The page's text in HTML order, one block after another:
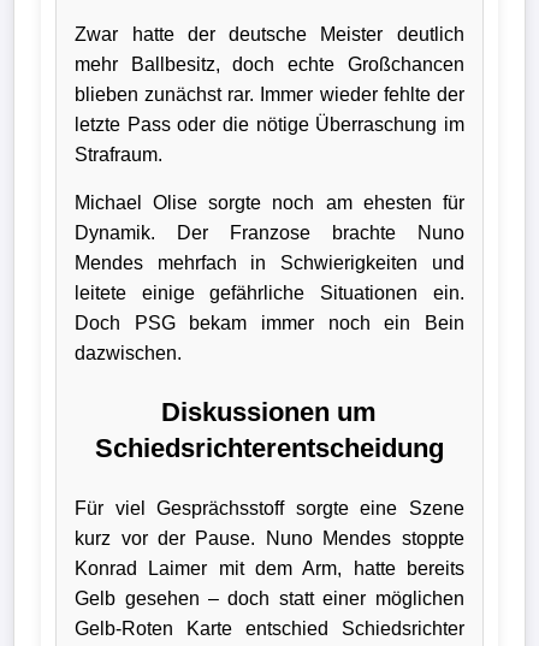
Zwar hatte der deutsche Meister deutlich
mehr Ballbesitz, doch echte Großchancen
blieben zunächst rar. Immer wieder fehlte der
letzte Pass oder die nötige Überraschung im
Strafraum.
Michael Olise sorgte noch am ehesten für
Dynamik. Der Franzose brachte Nuno
Mendes mehrfach in Schwierigkeiten und
leitete einige gefährliche Situationen ein.
Doch PSG bekam immer noch ein Bein
dazwischen.
Diskussionen um
Schiedsrichterentscheidung
Für viel Gesprächsstoff sorgte eine Szene
kurz vor der Pause. Nuno Mendes stoppte
Konrad Laimer mit dem Arm, hatte bereits
Gelb gesehen – doch statt einer möglichen
Gelb-Roten Karte entschied Schiedsrichter